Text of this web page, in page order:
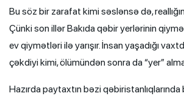
Bu söz bir zarafat kimi səslənsə də,
Çünki son illər Bakıda qəbir yerlərinin
ev qiymətləri ilə yarışır. İnsan yaşadığı
çəkdiyi kimi, ölümündən sonra da “yer”
Hazırda paytaxtın bəzi